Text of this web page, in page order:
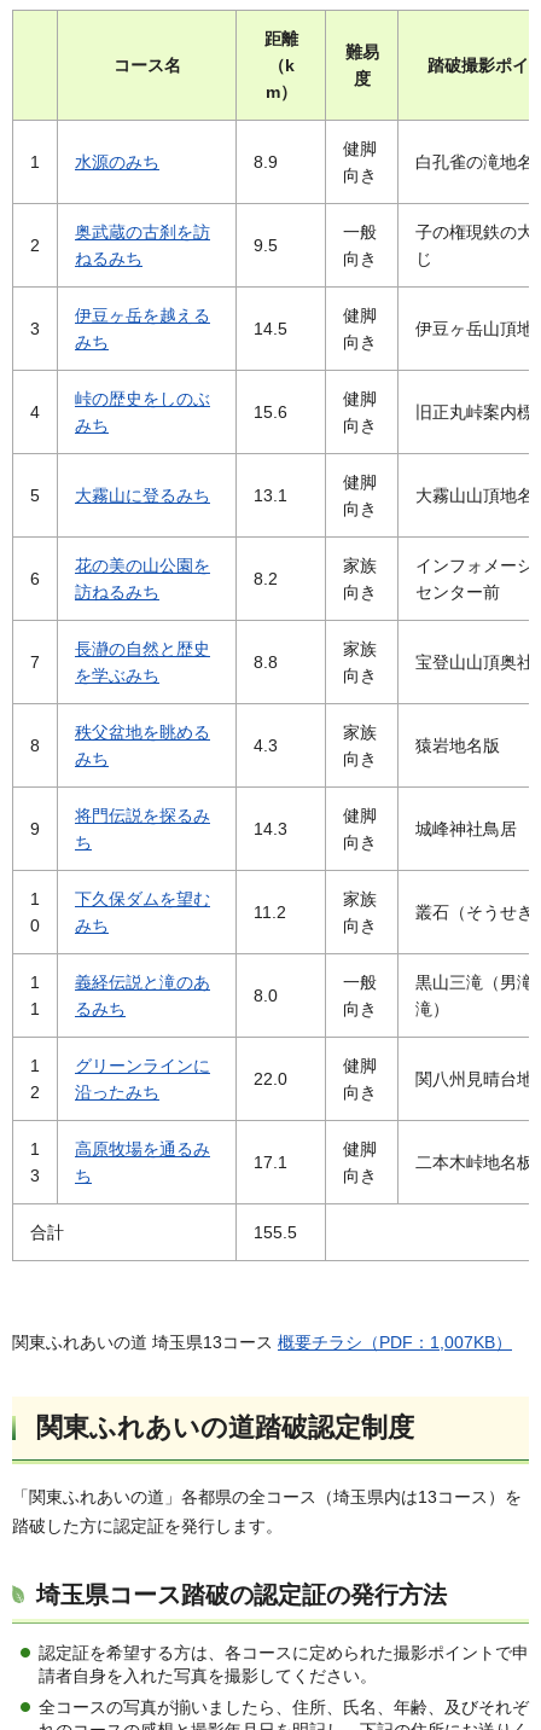
コース名
距離
（k
m）
難易
度
踏破撮影ポイ
1 水源のみち 8.9
健脚
向き
白孔雀の滝地名
2
奥武蔵の古刹を訪
ねるみち
9.5
一般
向き
子の権現鉄の大
じ
3
伊豆ヶ岳を越える
みち
14.5
健脚
向き
伊豆ヶ岳山頂地
4
峠の歴史をしのぶ
みち
15.6
健脚
向き
旧正丸峠案内標
5 大霧山に登るみち 13.1
健脚
向き
大霧山山頂地名
6
花の美の山公園を
訪ねるみち
8.2
家族
向き
インフォメーシ
センター前
7
長瀞の自然と歴史
を学ぶみち
8.8
家族
向き
宝登山山頂奥社
8
秩父盆地を眺める
みち
4.3
家族
向き
猿岩地名版
9
将門伝説を探るみ
ち
14.3
健脚
向き
城峰神社鳥居
1
0
下久保ダムを望む
みち
11.2
家族
向き
叢石（そうせき
1
1
義経伝説と滝のあ
るみち
8.0
一般
向き
黒山三滝（男滝
滝）
1
2
グリーンラインに
沿ったみち
22.0
健脚
向き
関八州見晴台地
1
3
高原牧場を通るみ
ち
17.1
健脚
向き
二本木峠地名板
合計 155.5
関東ふれあいの道 埼玉県13コース 概要チラシ（PDF：1,007KB）
関東ふれあいの道踏破認定制度
「関東ふれあいの道」各都県の全コース（埼玉県内は13コース）を
踏破した方に認定証を発行します。
埼玉県コース踏破の認定証の発行方法
認定証を希望する方は、各コースに定められた撮影ポイントで申
請者自身を入れた写真を撮影してください。
全コースの写真が揃いましたら、住所、氏名、年齢、及びそれぞ